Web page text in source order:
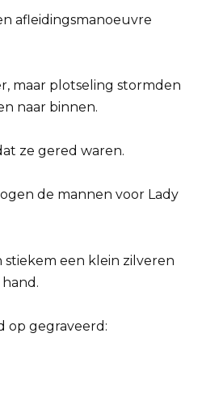
afleidingsmanoeuvre
maar plotseling stormden
naar binnen.
ze gered waren.
de mannen voor Lady
een ​​klein zilveren
op gegraveerd: